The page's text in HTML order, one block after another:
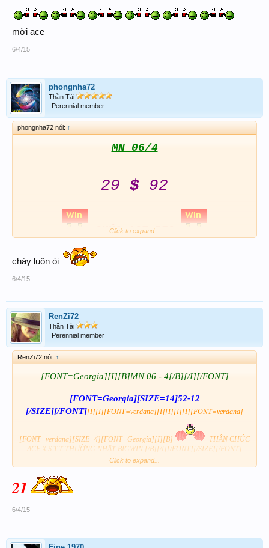
mời ace
6/4/15
phongnha72
Thần Tài
Perennial member
phongnha72 nói: ↑
MN 06/4
29 $ 92
CHÚCACE BIG
Click to expand...
cháy luôn òi
6/4/15
RenZi72
Thần Tài
Perennial member
RenZi72 nói: ↑
[FONT=Georgia][I][B]MN 06 - 4[/B][/I][/FONT]
[FONT=Georgia][SIZE=14]52-12
[/SIZE][/FONT][I][I][FONT=verdana][I][I][I][I][FONT=verdana]
[FONT=verdana][SIZE=4][FONT=Georgia][I][B]
THÂN CHÚC
ACE X.S.T.T THƯỜNG NHẬT BIGWIN [/B][/I][/FONT][/SIZE][/FONT]
[/FONT][/I][/I][/I][/I][/FONT][/I][/I]
Click to expand...
21
6/4/15